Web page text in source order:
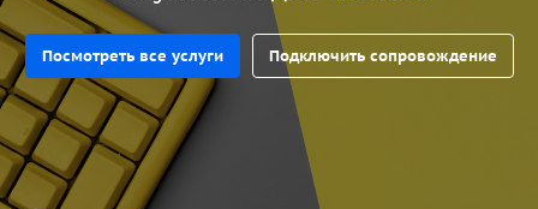
Посмотреть все услуги Подключить сопровождение